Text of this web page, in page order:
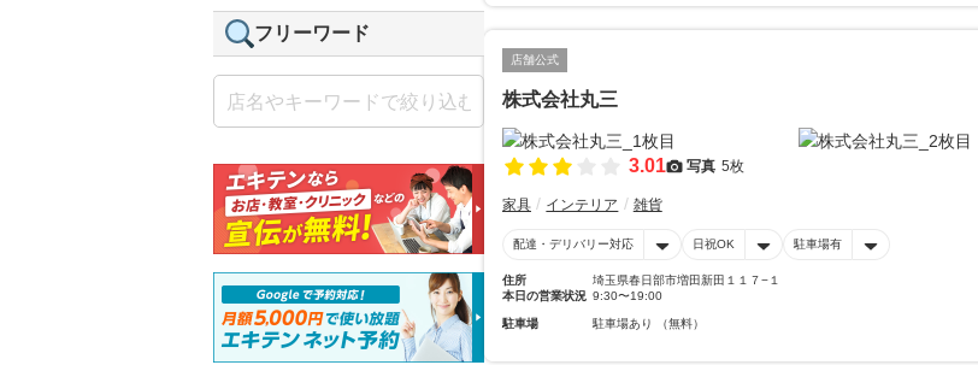
店舗公式
株式会社丸三
3.01 写真 5枚
家具 インテリア 雑貨
配達・デリバリー対応 日祝OK 駐車場有
住所
埼玉県春日部市増田新田１１７−１
本日の営業状況 9:30〜19:00
駐車場 駐車場あり （無料）
フリーワード